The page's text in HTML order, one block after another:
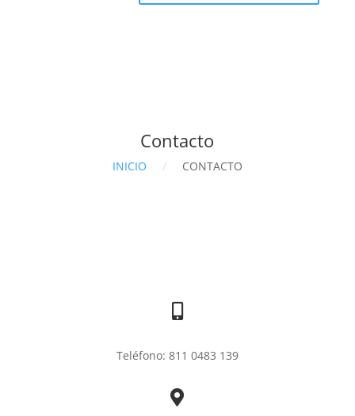
Contacto
INICIO /CONTACTO
Teléfono: 811 0483 139